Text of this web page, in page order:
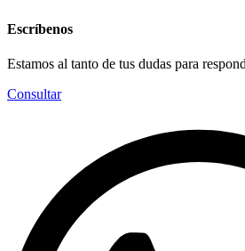
Escríbenos
Estamos al tanto de tus dudas para
Consultar